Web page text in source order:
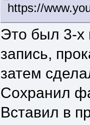
https://
Это был 3-х
запись,
затем
Сохранил
Вставил в